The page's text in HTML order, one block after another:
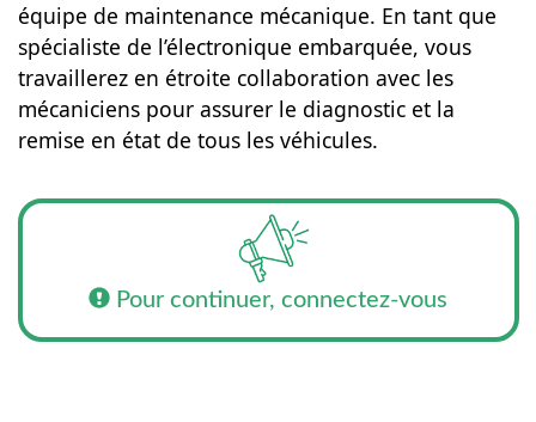
équipe de maintenance mécanique. En tant que
spécialiste de l’électronique embarquée, vous
travaillerez en étroite collaboration avec les
mécaniciens pour assurer le diagnostic et la
remise en état de tous les véhicules.
Pour continuer, connectez-vous